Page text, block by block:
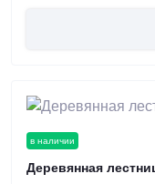
в наличии
Деревянная